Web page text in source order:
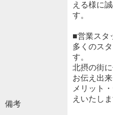
備考
える様に
す。
■営業スタ
多くのス
す。
北摂の街
お伝え出
メリット
えいたしま